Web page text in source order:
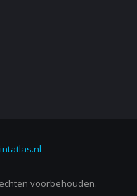
voorbehouden.